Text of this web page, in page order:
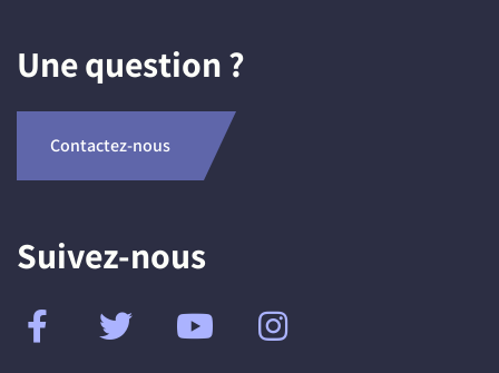
Une question ?
Contactez-nous
Suivez-nous